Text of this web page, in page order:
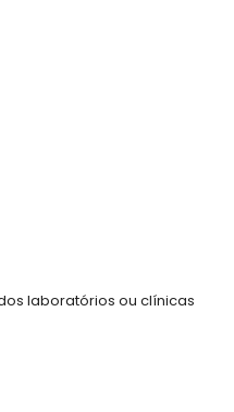
laboratórios ou clínicas